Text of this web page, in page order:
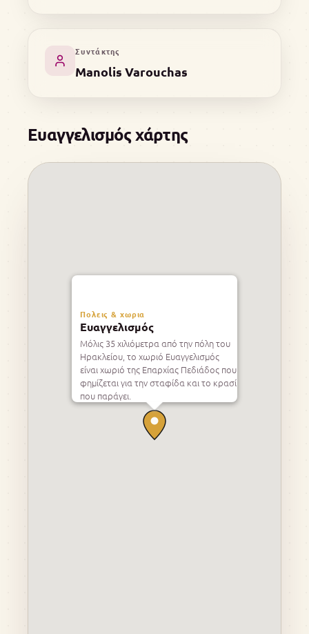
Συντάκτης
Manolis Varouchas
Ευαγγελισμός χάρτης
Πολεις & χωρια
Ευαγγελισμός
Μόλις 35 χιλιόμετρα από την πόλη του
Ηρακλείου, το χωριό Ευαγγελισμός
είναι χωριό της Επαρχίας Πεδιάδος που
φημίζεται για την σταφίδα και το κρασί
που παράγει.